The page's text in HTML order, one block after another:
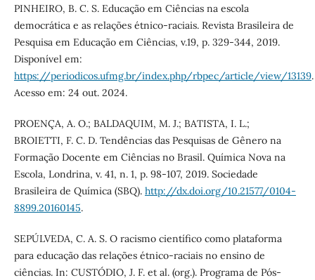
PINHEIRO, B. C. S. Educação em Ciências na escola
democrática e as relações étnico-raciais. Revista Brasileira de
Pesquisa em Educação em Ciências, v.19, p. 329-344, 2019.
Disponível em:
https://periodicos.ufmg.br/index.php/rbpec/article/view/13139.
Acesso em: 24 out. 2024.
PROENÇA, A. O.; BALDAQUIM, M. J.; BATISTA, I. L.;
BROIETTI, F. C. D. Tendências das Pesquisas de Gênero na
Formação Docente em Ciências no Brasil. Química Nova na
Escola, Londrina, v. 41, n. 1, p. 98-107, 2019. Sociedade
Brasileira de Química (SBQ). http://dx.doi.org/10.21577/0104-
8899.20160145.
SEPÚLVEDA, C. A. S. O racismo científico como plataforma
para educação das relações étnico-raciais no ensino de
ciências. In: CUSTÓDIO, J. F. et al. (org.). Programa de Pós-